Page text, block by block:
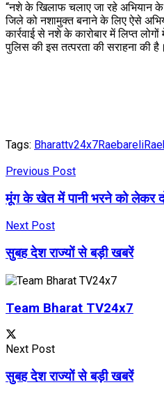
“नशे के खिलाफ चलाए जा रहे अभियान
जिले को नशामुक्त बनाने के लिए ऐसे
कार्रवाई से नशे के कारोबार में लिप्त
पुलिस की इस तत्परता की सराहना की है।
Tags: Bharattv24x7Raebareli
Previous Post
मूंग के खेत में पानी भरने को लेकर
Next Post
सुबह देश राज्यों से बड़ी खबरें
Team Bharat TV24x7
Next Post
सुबह देश राज्यों से बड़ी खबरें